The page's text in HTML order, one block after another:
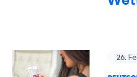
26.